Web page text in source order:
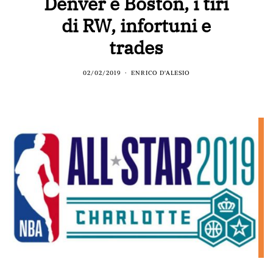
di RW, infortuni e
trades
02/02/2019 ENRICO D'ALESIO